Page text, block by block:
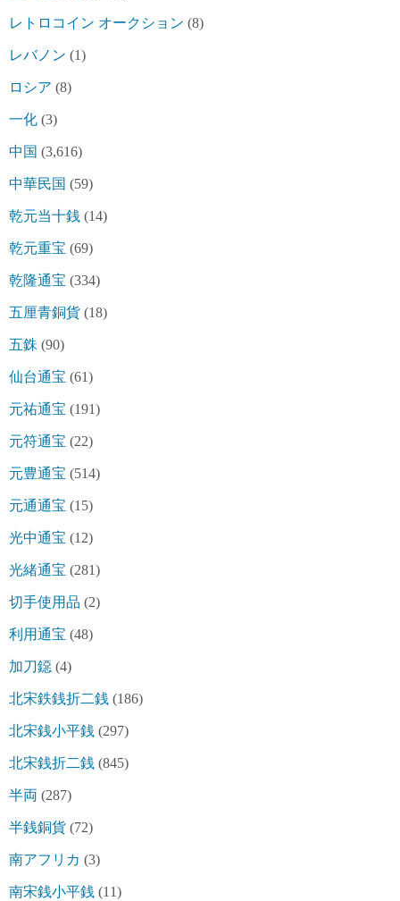
レトロコイン オークション (8)
レバノン (1)
ロシア (8)
一化 (3)
中国 (3,616)
中華民国 (59)
乾元当十銭 (14)
乾元重宝 (69)
乾隆通宝 (334)
五厘青銅貨 (18)
五銖 (90)
仙台通宝 (61)
元祐通宝 (191)
元符通宝 (22)
元豊通宝 (514)
元通通宝 (15)
光中通宝 (12)
光緒通宝 (281)
切手使用品 (2)
利用通宝 (48)
加刀鐚 (4)
北宋鉄銭折二銭 (186)
北宋銭小平銭 (297)
北宋銭折二銭 (845)
半両 (287)
半銭銅貨 (72)
南アフリカ (3)
南宋銭小平銭 (11)